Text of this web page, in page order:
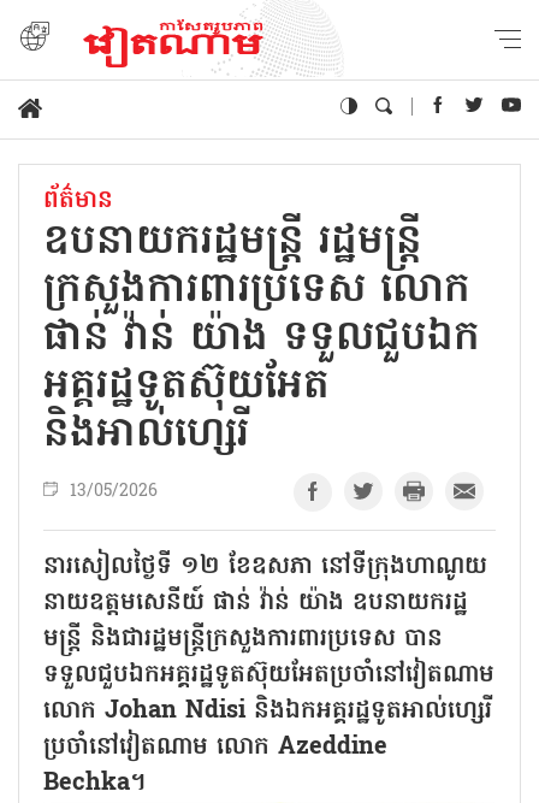
ព័ត៌មាន
ឧបនាយករដ្ឋមន្ត្រី រដ្ឋមន្ត្រី
ក្រសួងការពារប្រទេស លោក
ផាន់ វ៉ាន់ យ៉ាង ទទួលជួបឯក
អគ្គរដ្ឋទូតស៊ុយអែត
និងអាល់ហ្សេរី
13/05/2026
នា​រសៀលថ្ងៃទី ១២ ខែឧសភា នៅទីក្រុងហាណូយ
នាយឧត្តមសេនីយ៍ ផាន់ វ៉ាន់ យ៉ាង ឧបនាយករដ្ឋ
មន្ត្រី និងជារដ្ឋមន្ត្រីក្រសួងការពារប្រទេស បាន
ទទួល​ជួបឯកអគ្គរដ្ឋទូតស៊ុយអែតប្រចាំនៅវៀតណាម
លោក Johan Ndisi និងឯកអគ្គរដ្ឋទូតអាល់ហ្សេរី
ប្រចាំនៅវៀតណាម លោក Azeddine
Bechka។